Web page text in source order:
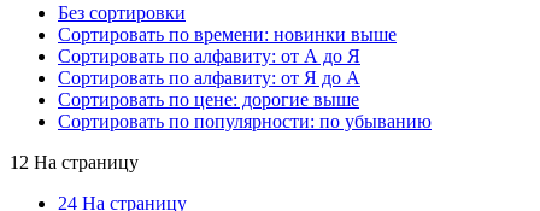
Без сортировки
Сортировать по времени: новинки выше
Сортировать по алфавиту: от А до Я
Сортировать по алфавиту: от Я до А
Сортировать по цене: дорогие выше
Сортировать по популярности: по убыванию
12 На страницу
24 На страницу